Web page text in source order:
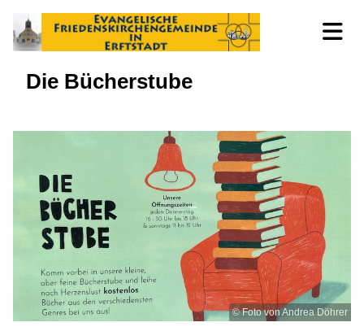
Die Bücherstube
© Foto von Andrea Döhrer